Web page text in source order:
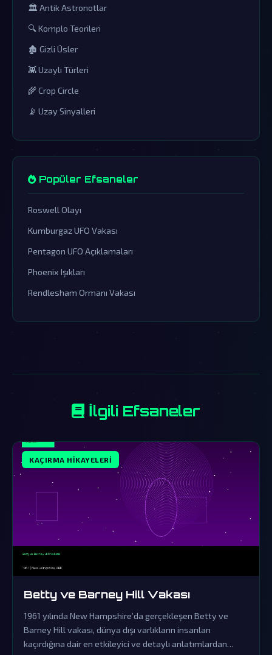
🏛️ Antik Astronotlar
🔍 Komplo Teorileri
🏚️ Gizli Üsler
👾 Uzaylı Türleri
🌾 Crop Circle
📡 Uzay Sinyalleri
Popüler Efsaneler
Roswell Olayı
Kumburgaz UFO Vakası
Pentagon UFO Açıklamaları
Phoenix Işıkları
Rendlesham Ormanı Vakası
İlgili Efsaneler
KAÇIRMA HIKAYELERI
Betty ve Barney Hill Vakası
1961 yılında New Hampshire’da gerçekleşen Betty ve
Barney Hill vakası, dünya dışı varlıkların insanları
kaçırdığına dair en etkileyici ve detaylı anlatımlardan